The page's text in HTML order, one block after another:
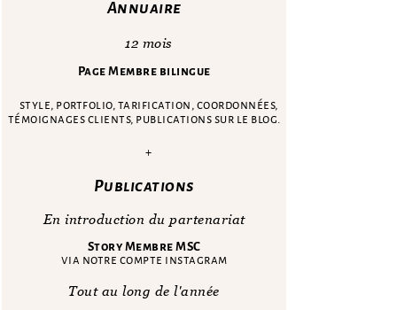
Annuaire
12 mois
Page Membre bilingue
style, portfolio, tarification, coordonnées,
témoignages clients, publications sur le blog.​
+
Publications
En introduction du partenariat
Story Membre MSC
via notre compte instagram
Tout au long de l'année